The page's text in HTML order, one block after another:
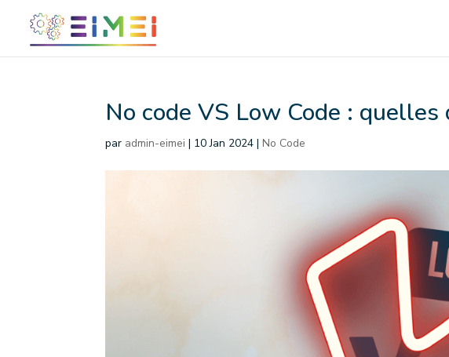
No code VS Low Code : quelles
par admin-eimei | 10 Jan 2024 |No Code